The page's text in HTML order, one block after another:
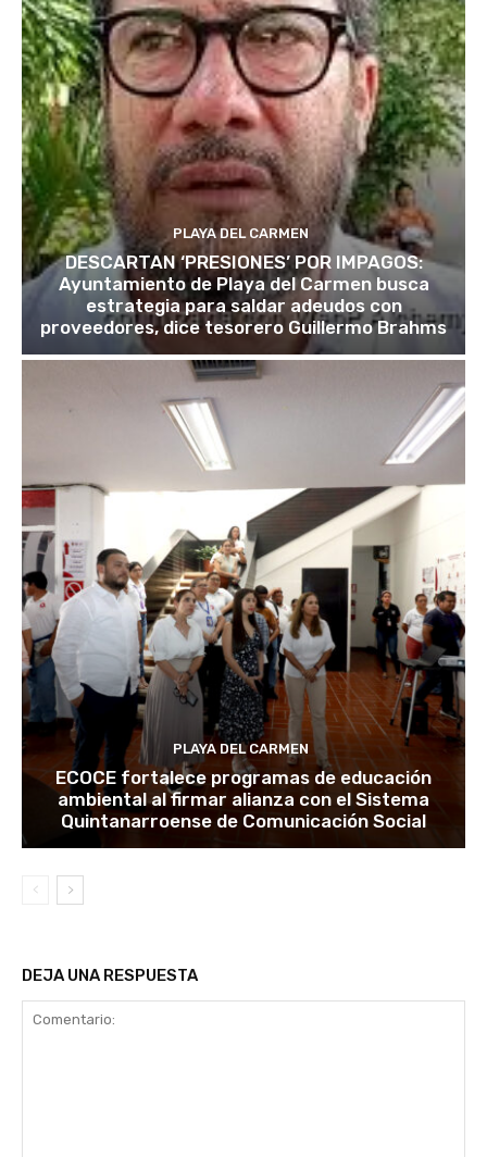
PLAYA DEL CARMEN
DESCARTAN ‘PRESIONES’ POR IMPAGOS:
Ayuntamiento de Playa del Carmen busca
estrategia para saldar adeudos con
proveedores, dice tesorero Guillermo Brahms
PLAYA DEL CARMEN
ECOCE fortalece programas de educación
ambiental al firmar alianza con el Sistema
Quintanarroense de Comunicación Social
DEJA UNA RESPUESTA